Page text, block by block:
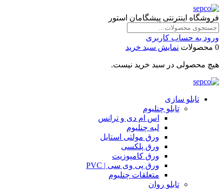
فروشگاه اینترنتی پیشگامان استور
ورود به حساب کاربری
0 محصولات
نمایش سبد خرید
هیچ محصولی در سبد خرید نیست.
تابلو سازی
تابلو چنلیوم
اس ام دی و ترانس
لبه چنلیوم
ورق مولتی استایل
ورق پلکسی
ورق کامپوزیت
ورق پی وی سی | PVC
متعلقات چنلیوم
تابلو روان